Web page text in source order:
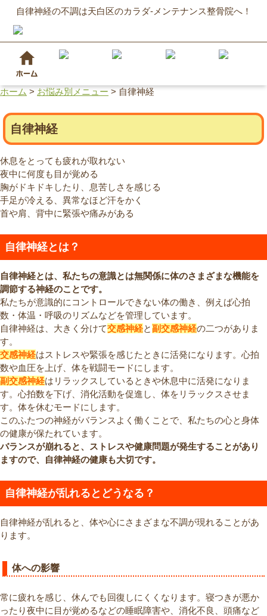
自律神経の不調は天白区のカラダ-メンテナンス整骨院へ！
ホーム > お悩み別メニュー > 自律神経
自律神経
休息をとっても疲れが取れない
夜中に何度も目が覚める
胸がドキドキしたり、息苦しさを感じる
手足が冷える、異常なほど汗をかく
首や肩、背中に緊張や痛みがある
自律神経とは？
自律神経とは、私たちの意識とは無関係に体のさまざまな機能を
調節する神経のことです。
私たちが意識的にコントロールできない体の働き、例えば心拍
数・体温・呼吸のリズムなどを管理しています。
自律神経は、大きく分けて交感神経と副交感神経の二つがありま
す。
交感神経はストレスや緊張を感じたときに活発になります。心拍
数や血圧を上げ、体を戦闘モードにします。
副交感神経はリラックスしているときや休息中に活発になりま
す。心拍数を下げ、消化活動を促進し、体をリラックスさせま
す。体を休むモードにします。
このふたつの神経がバランスよく働くことで、私たちの心と身体
の健康が保たれています。
バランスが崩れると、ストレスや健康問題が発生することがあり
ますので、自律神経の健康も大切です。
自律神経が乱れるとどうなる？
自律神経が乱れると、体や心にさまざまな不調が現れることがあ
ります。
体への影響
常に疲れを感じ、休んでも回復しにくくなります。寝つきが悪か
ったり夜中に目が覚めるなどの睡眠障害や、消化不良、頭痛など